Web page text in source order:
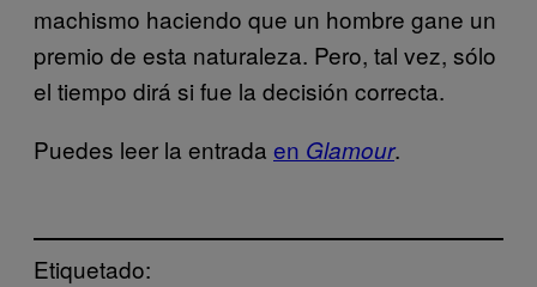
machismo haciendo que un hombre gane un
premio de esta naturaleza. Pero, tal vez, sólo
el tiempo dirá si fue la decisión correcta.
Puedes leer la entrada en Glamour.
Etiquetado: